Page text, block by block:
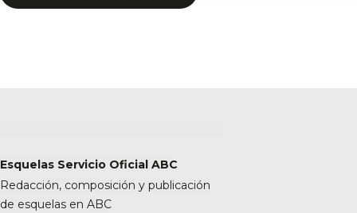
Esquelas Servicio Oficial ABC
Redacción, composición y publicación
de esquelas en ABC